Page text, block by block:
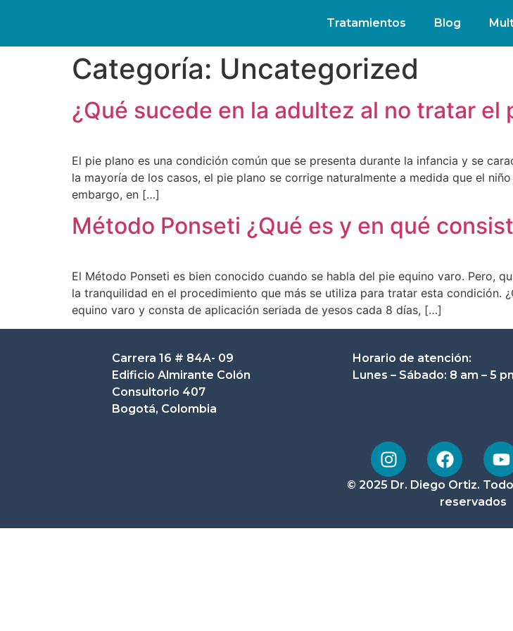
Tratamientos Blog
Categoría: Uncategorized
¿Qué sucede en la adultez al no tratar el
El pie plano es una condición común que se presenta durante la infancia y se
la mayoría de los casos, el pie plano se corrige naturalmente a medida que el
embargo, en […]
Método Ponseti ¿Qué es y en qué
El Método Ponseti es bien conocido cuando se habla del pie equino varo. Pero,
la tranquilidad en el procedimiento que más se utiliza para tratar esta condición.
equino varo y consta de aplicación seriada de yesos cada 8 días, […]
Carrera 16 # 84A- 09
Edificio Almirante Colón
Consultorio 407
Bogotá, Colombia
Horario de atención:
Lunes – Sábado: 8 am – 5
© 2025 Dr. Diego Ortiz.
reservados